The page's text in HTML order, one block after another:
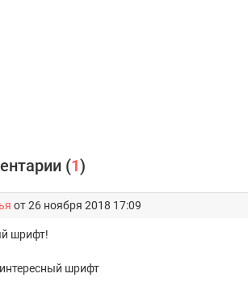
(1)
от 26 ноября 2018 17:09
шрифт!
шрифт